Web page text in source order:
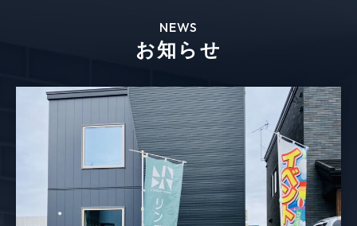
NEWS
お知らせ